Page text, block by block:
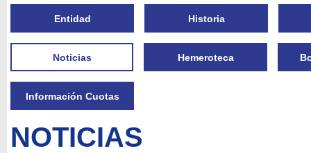
Entidad Historia
Noticias Hemeroteca
Información Cuotas
NOTICIAS